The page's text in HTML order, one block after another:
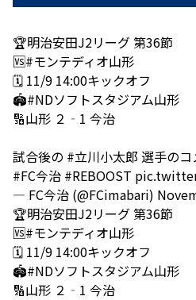
🏆明治安田J2リーグ 第36節
🆚#モンテディオ山形
🗓 11/9 14:00キックオフ
🏟#NDソフトスタジアム山形
🔢山形 ２‐1 今治
試合後の #立川小太郎 選手の
#FC今治 #REBOOST
— FC今治 (@FCimabari)
🏆明治安田J2リーグ 第36節
🆚#モンテディオ山形
🗓 11/9 14:00キックオフ
🏟#NDソフトスタジアム山形
🔢山形 ２‐1 今治